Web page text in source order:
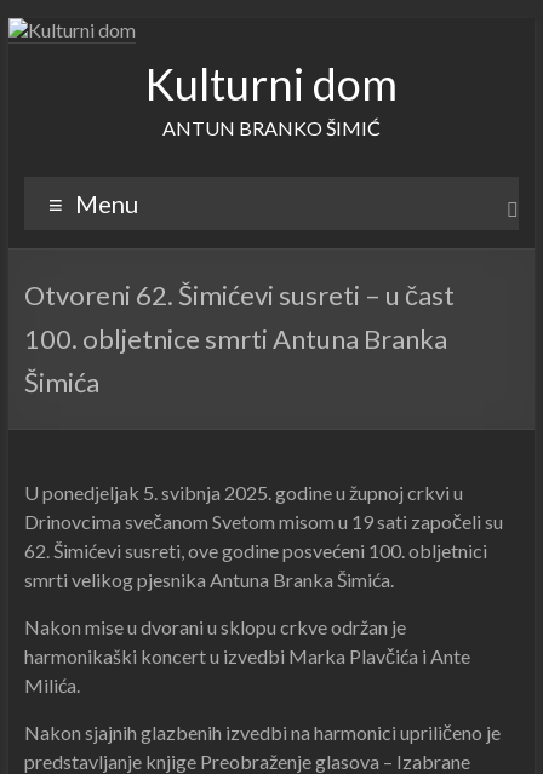
Skip
Kulturni dom
ANTUN BRANKO ŠIMIĆ
Menu
Otvoreni 62. Šimićevi susreti – u čast
100. obljetnice smrti Antuna Branka
Šimića
U ponedjeljak 5. svibnja 2025. godine u župnoj crkvi u
Drinovcima svečanom Svetom misom u 19 sati započeli su
62. Šimićevi susreti, ove godine posvećeni 100. obljetnici
smrti velikog pjesnika Antuna Branka Šimića.
Nakon mise u dvorani u sklopu crkve održan je
harmonikaški koncert u izvedbi Marka Plavčića i Ante
Milića.
Nakon sjajnih glazbenih izvedbi na harmonici upriličeno je
predstavljanje knjige Preobraženje glasova – Izabrane